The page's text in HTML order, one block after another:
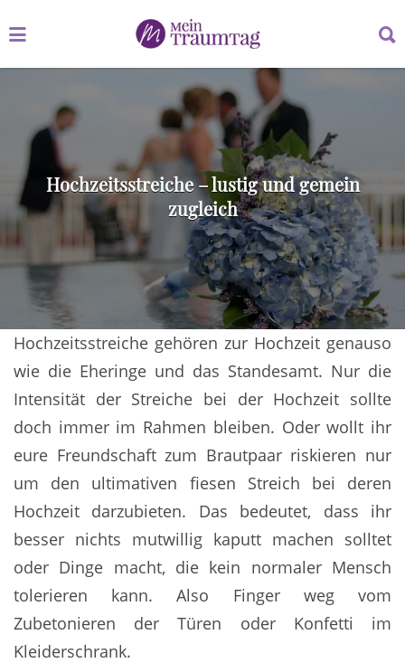
nach:
nach:
Hochzeitsstreiche – lustig und gemein
zugleich
Hochzeitsstreiche gehören zur Hochzeit genauso
wie die Eheringe und das Standesamt. Nur die
Intensität der Streiche bei der Hochzeit sollte
doch immer im Rahmen bleiben. Oder wollt ihr
eure Freundschaft zum Brautpaar riskieren nur
um den ultimativen fiesen Streich bei deren
Hochzeit darzubieten. Das bedeutet, dass ihr
besser nichts mutwillig kaputt machen solltet
oder Dinge macht, die kein normaler Mensch
tolerieren kann. Also Finger weg vom
Zubetonieren der Türen oder Konfetti im
Kleiderschrank.